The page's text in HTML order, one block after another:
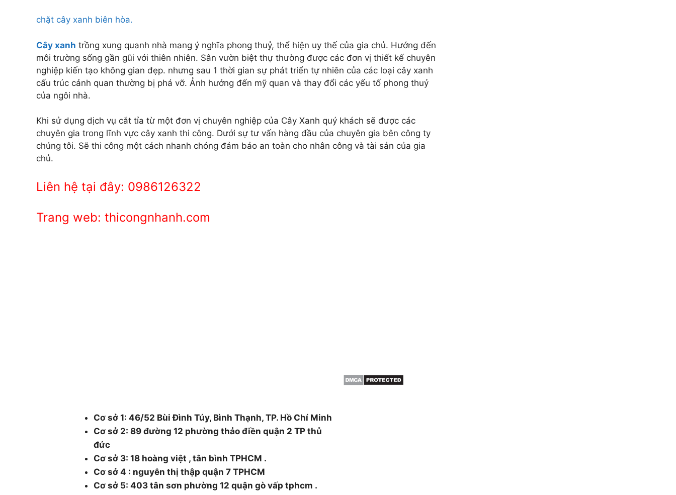
chặt cây xanh biên hòa.
Cây xanh trồng xung quanh nhà mang ý nghĩa phong thuỷ, thể hiện uy thế của gia chủ. Hướng đến
môi trường sống gần gũi với thiên nhiên. Sân vườn biệt thự thường được các đơn vị thiết kế chuyên
nghiệp kiến tạo không gian đẹp. nhưng sau 1 thời gian sự phát triển tự nhiên của các loại cây xanh
cấu trúc cảnh quan thường bị phá vỡ. Ảnh hưởng đến mỹ quan và thay đổi các yếu tố phong thuỷ
của ngôi nhà.
Khi sử dụng dịch vụ cắt tỉa từ một đơn vị chuyên nghiệp của Cây Xanh quý khách sẽ được các
chuyên gia trong lĩnh vực cây xanh thi công. Dưới sự tư vấn hàng đầu của chuyên gia bên công ty
chúng tôi. Sẽ thi công một cách nhanh chóng đảm bảo an toàn cho nhân công và tài sản của gia
chủ.
Liên hệ tại đây: 0986126322
Trang web: thicongnhanh.com
Cơ sở 1: 46/52 Bùi Đình Túy, Bình Thạnh, TP. Hồ Chí Minh
Cơ sở 2: 89 đường 12 phường thảo điền quận 2 TP thủ
đức
Cơ sở 3: 18 hoàng việt , tân bình TPHCM .
Cơ sở 4 : nguyễn thị thập quận 7 TPHCM
Cơ sở 5: 403 tân sơn phường 12 quận gò vấp tphcm .